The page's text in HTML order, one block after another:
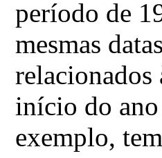
período de
mesmas
relacionados
início do ano
exemplo,